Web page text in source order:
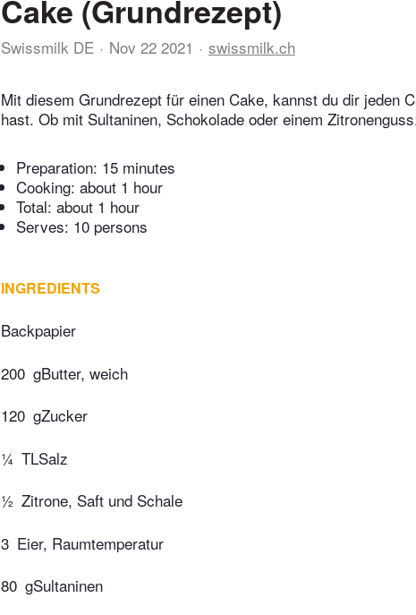
Cake (Grundrezept)
Swissmilk DE Nov 22 2021 swissmilk.ch
Mit diesem Grundrezept für einen Cake, kannst du dir jeden
hast. Ob mit Sultaninen, Schokolade oder einem
Preparation: 15 minutes
Cooking: about 1 hour
Total: about 1 hour
Serves: 10 persons
INGREDIENTS
Backpapier
200 gButter, weich
120 gZucker
¼ TLSalz
½ Zitrone, Saft und Schale
3 Eier, Raumtemperatur
80 gSultaninen